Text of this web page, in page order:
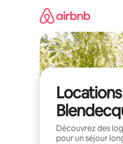
Découvrez des
pour un séjour